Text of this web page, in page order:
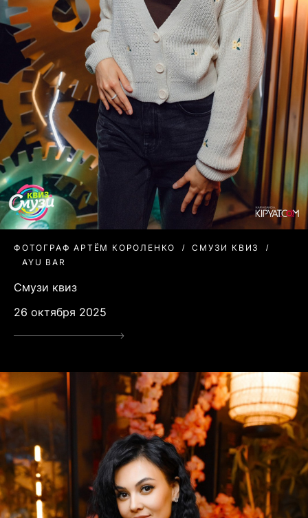
ФОТОГРАФ АРТЁМ КОРОЛЕНКО
СМУЗИ КВИЗ
AYU BAR
Смузи квиз
26 октября 2025